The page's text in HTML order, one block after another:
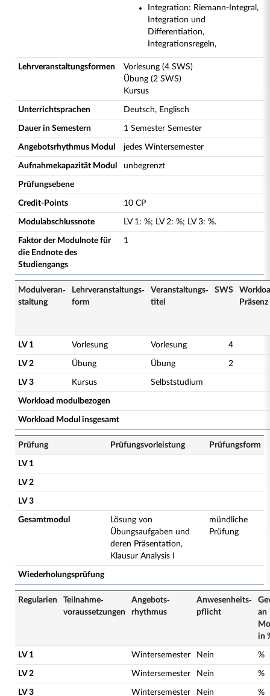
Integration: Riemann-Integral,
Integration und
Differentiation,
Integrationsregeln,
Lehrveranstaltungsformen
Vorlesung (4 SWS)
Übung (2 SWS)
Kursus
Unterrichtsprachen Deutsch, Englisch
Dauer in Semestern 1 Semester Semester
Angebotsrhythmus Modul jedes Wintersemester
Aufnahmekapazität Modul unbegrenzt
Prüfungsebene
Credit-Points 10 CP
Modulabschlussnote LV 1: %; LV 2: %; LV 3: %.
Faktor der Modulnote für
die Endnote des
Studiengangs
1
Modulveran­
staltung
Lehrveranstaltungs­
form
Veranstaltungs­
titel
SWS
Präsenz
LV 1 Vorlesung Vorlesung 4
LV 2 Übung Übung 2
LV 3 Kursus Selbststudium
Workload modulbezogen
Workload Modul insgesamt
Prüfung Prüfungsvorleistung Prüfungsform
LV 1
LV 2
LV 3
Gesamtmodul
Lösung von
Übungsaufgaben und
deren Präsentation,
Klausur Analysis I
mündliche
Prüfung
Wiederholungsprüfung
Regularien
Teilnahme­
voraussetzungen
Angebots­
rhythmus
Anwesenheits­
pflicht
an
in
LV 1 Wintersemester Nein %
LV 2 Wintersemester Nein %
LV 3 Wintersemester Nein %